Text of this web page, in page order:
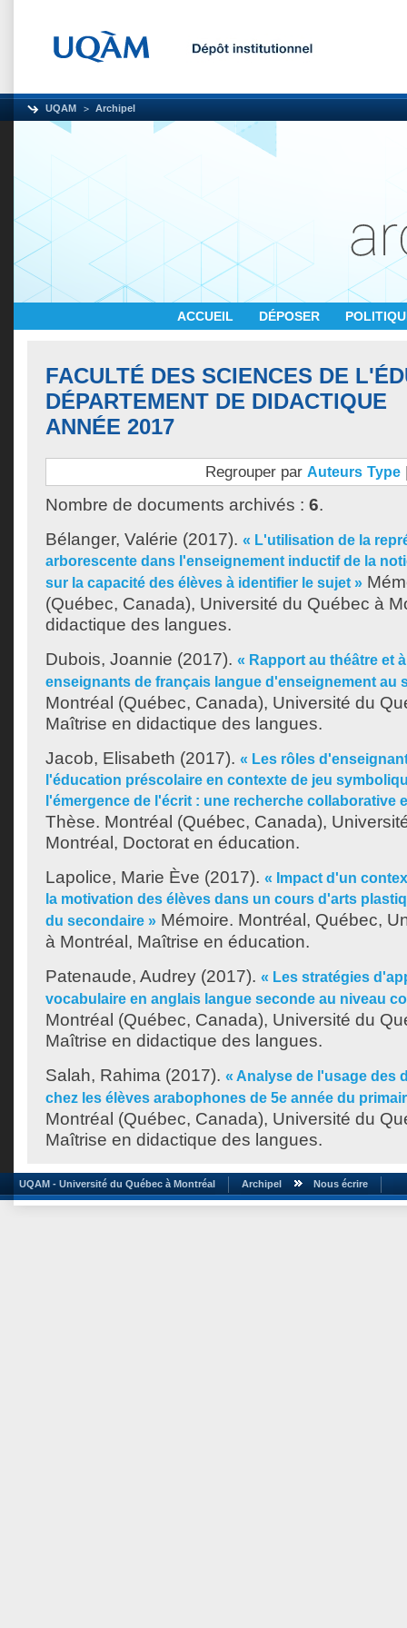
UQAM Archipel
ACCUEIL DÉPOSER
FACULTÉ DES SCIENCES DE
DÉPARTEMENT DE DIDACTIQUE
ANNÉE 2017
Regrouper par Auteurs Type
Nombre de documents archivés : 6.
Bélanger, Valérie (2017). « L'utilisation de la
arborescente dans l'enseignement inductif de la
sur la capacité des élèves à identifier le sujet »
(Québec, Canada), Université du Québec à
didactique des langues.
Dubois, Joannie (2017). « Rapport au théâtre et
enseignants de français langue d'enseignement au
Montréal (Québec, Canada), Université du
Maîtrise en didactique des langues.
Jacob, Elisabeth (2017). « Les rôles
l'éducation préscolaire en contexte de jeu
l'émergence de l'écrit : une recherche collaborative
Thèse. Montréal (Québec, Canada),
Montréal, Doctorat en éducation.
Lapolice, Marie Ève (2017). « Impact d'un
la motivation des élèves dans un cours d'arts
du secondaire » Mémoire. Montréal, Québec,
à Montréal, Maîtrise en éducation.
Patenaude, Audrey (2017). « Les stratégies
vocabulaire en anglais langue seconde au niveau
Montréal (Québec, Canada), Université du
Maîtrise en didactique des langues.
Salah, Rahima (2017). « Analyse de l'usage des
chez les élèves arabophones de 5e année du
Montréal (Québec, Canada), Université du
Maîtrise en didactique des langues.
UQAM - Université du Québec à Montréal Archipel Nous écrire